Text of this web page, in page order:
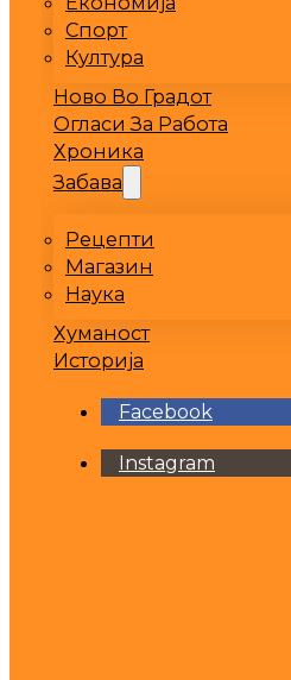
Спорт
Култура
Ново Во Градот
Огласи За Работа
Хроника
Забава
Рецепти
Магазин
Наука
Хуманост
Историја
Facebook
Instagram